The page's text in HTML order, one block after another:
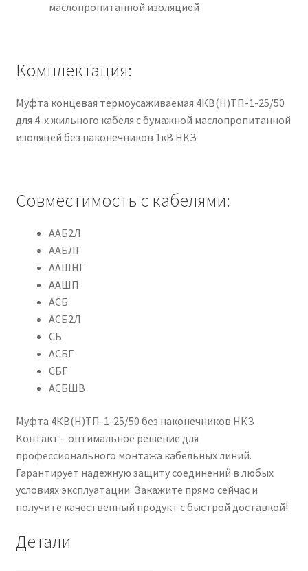
маслопропитанной изоляцией
Комплектация:
Муфта концевая термоусаживаемая 4КВ(Н)ТП-1-25/50
для 4-х жильного кабеля с бумажной маслопропитанной
изоляцей без наконечников 1кВ НКЗ
Совместимость с кабелями:
ААБ2Л
ААБЛГ
ААШНГ
ААШП
АСБ
АСБ2Л
СБ
АСБГ
СБГ
АСБШВ
Муфта 4КВ(Н)ТП-1-25/50 без наконечников НКЗ
Контакт – оптимальное решение для
профессионального монтажа кабельных линий.
Гарантирует надежную защиту соединений в любых
условиях эксплуатации. Закажите прямо сейчас и
получите качественный продукт с быстрой доставкой!
Детали